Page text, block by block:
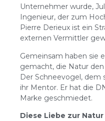
Unternehmer wurde,
Ingenieur, der zum
Pierre Derieux ist ein
externen Vermittler
Gemeinsam haben sie
gemacht, die Natur
Der Schneevogel, dem
ihr Mentor. Er hat die
Marke geschmiedet.
Diese Liebe zur